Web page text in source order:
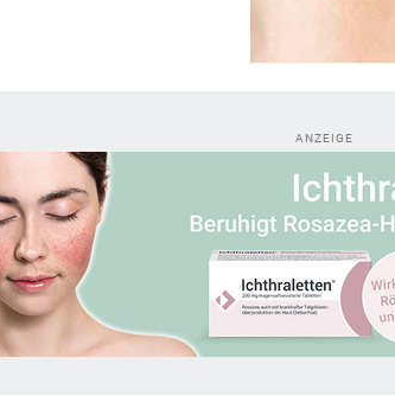
ANZEIGE